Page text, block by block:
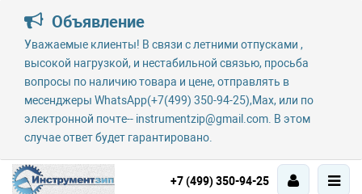
Объявление
Уважаемые клиенты! В связи с летними отпусками ,
высокой нагрузкой, и нестабильной связью, просьба
вопросы по наличию товара и цене, отправлять в
месенджеры WhatsApp(+7(499) 350-94-25),Max, или по
электронной почте-- instrumentzip@gmail.com. В этом
случае ответ будет гарантировано.
+7 (499) 350-94-25